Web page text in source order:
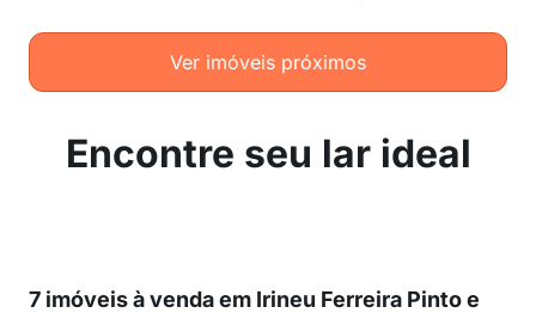
Ver imóveis próximos
Encontre seu lar ideal
7 imóveis à venda em Irineu Ferreira Pinto e